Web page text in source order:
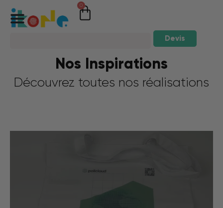
0
Devis
Nos Inspirations
Découvrez toutes nos réalisations